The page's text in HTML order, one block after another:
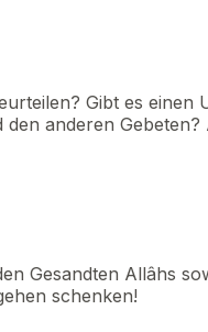
Gibt es einen
anderen
Gesandten Allâhs
schenken!